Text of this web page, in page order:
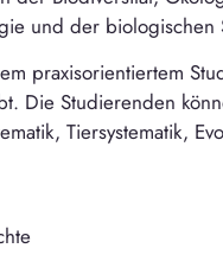
und der biologischen
praxisorientiertem
Die Studierenden
Tiersystematik,